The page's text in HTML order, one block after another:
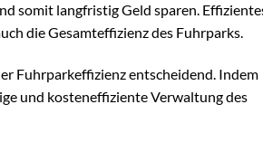
somit langfristig Geld sparen.
die Gesamteffizienz des Fuhrparks.
Fuhrparkeffizienz entscheidend. Indem
und kosteneffiziente Verwaltung des